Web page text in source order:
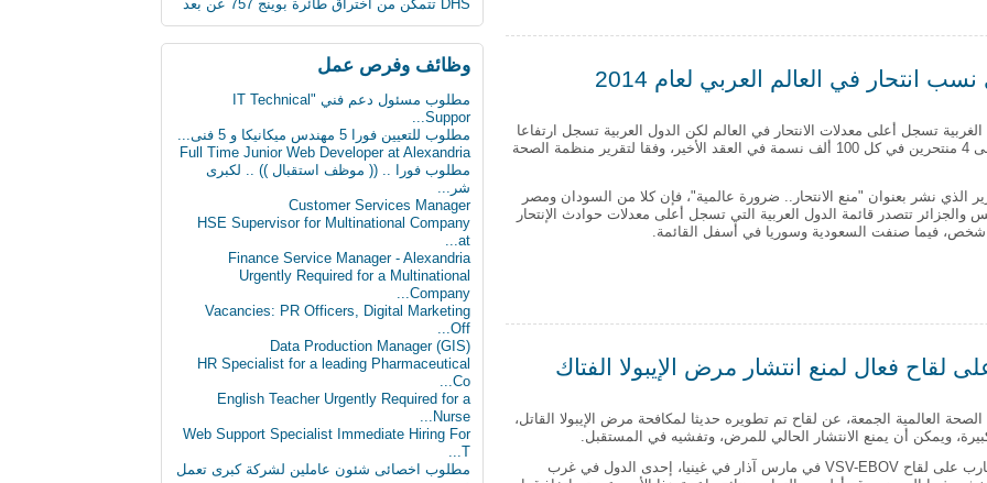
انتحار في العالم العربي لعام 2014
تسجل أعلى معدلات الانتحار في العالم لكن الدول العربية تسجل ارتفاعا
سريعا وصل إلى 4 منتحرين في كل 100 ألف نسمة في العقد الأخير، وفقا لتقرير منظمة الصحة
الذي نشر بعنوان "منع الانتحار.. ضرورة عالمية"، فإن كلا من السودان ومصر
والجزائر تتصدر قائمة الدول العربية التي تسجل أعلى معدلات حوادث الإنتحار
لقاح فعال لمنع انتشار مرض الإيبولا الفتاك
العالمية الجمعة، عن لقاح تم تطويره حديثا لمكافحة مرض الإيبولا القاتل،
ويمكن أن يمنع الانتشار الحالي للمرض، وتفشيه في المستقبل.
وقد بدأت التجارب على لقاح VSV-EBOV في مارس آذار في غينيا، إحدى الدول في غرب
مستوى...
دراسة: المأكولات البحرية تطيل العمر
البدناء أكثر سعادة من غيرهم!
كاسبرسكي: Skygofree برمجية قوية ومتقدمة
للتج...
DHS تتمكن من اختراق طائرة بوينج 757 عن بعد
وظائف وفرص عمل
مطلوب مسئول دعم فني "IT Technical
Suppor...
مطلوب للتعيين فورا 5 مهندس ميكانيكا و 5 فنى...
Full Time Junior Web Developer at Alexandria
مطلوب‬ فورا .. (( موظف استقبال )) .. لكبرى
شر...
Customer Services Manager
HSE Supervisor for Multinational Company
at...
Finance Service Manager - Alexandria
Urgently Required for a Multinational
Company...
Vacancies: PR Officers, Digital Marketing
Off...
Data Production Manager (GIS)
HR Specialist for a leading Pharmaceutical
Co...
English Teacher Urgently Required for a
Nurse...
Web Support Specialist Immediate Hiring For
T...
مطلوب اخصائى شئون عاملين لشركة كبرى تعمل